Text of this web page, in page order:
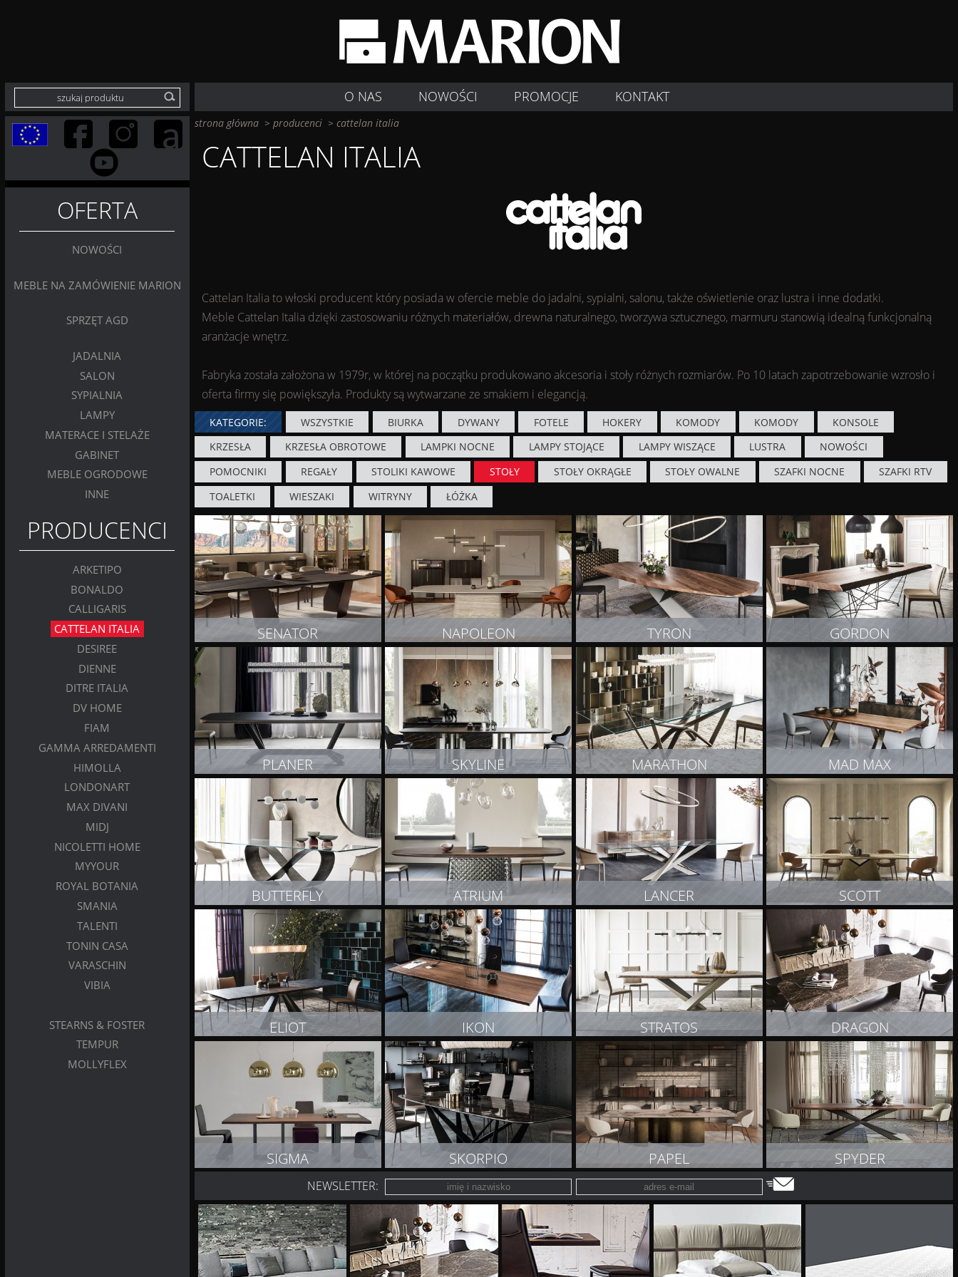
O NAS NOWOŚCI PROMOCJE KONTAKT
OFERTA
NOWOŚCI
MEBLE NA ZAMÓWIENIE MARION
SPRZĘT AGD
JADALNIA
SALON
SYPIALNIA
LAMPY
MATERACE I STELAŻE
GABINET
MEBLE OGRODOWE
INNE
PRODUCENCI
ARKETIPO
BONALDO
CALLIGARIS
CATTELAN ITALIA
DESIREE
DIENNE
DITRE ITALIA
DV HOME
FIAM
GAMMA ARREDAMENTI
HIMOLLA
LONDONART
MAX DIVANI
MIDJ
NICOLETTI HOME
MYYOUR
ROYAL BOTANIA
SMANIA
TALENTI
TONIN CASA
VARASCHIN
VIBIA
STEARNS & FOSTER
TEMPUR
MOLLYFLEX
strona główna> producenci> cattelan italia
CATTELAN ITALIA
Cattelan Italia to włoski producent który posiada w ofercie meble do jadalni, sypialni, salonu, także oświetlenie oraz lustra i inne dodatki.
Meble Cattelan Italia dzięki zastosowaniu różnych materiałów, drewna naturalnego, tworzywa sztucznego, marmuru stanowią idealną funkcjonalną
aranżacje wnętrz.
Fabryka została założona w 1979r, w której na początku produkowano akcesoria i stoły różnych rozmiarów. Po 10 latach zapotrzebowanie wzrosło i
oferta firmy się powiększyła. Produkty są wytwarzane ze smakiem i elegancją.
KATEGORIE: WSZYSTKIE BIURKA DYWANY FOTELE HOKERY KOMODY KOMODY
KONSOLE
KRZESŁA
KRZESŁA OBROTOWE LAMPKI NOCNE LAMPY STOJĄCE LAMPY WISZĄCE LUSTRA
NOWOŚCI
POMOCNIKI
REGAŁY STOLIKI KAWOWE STOŁY STOŁY OKRĄGŁE STOŁY OWALNE SZAFKI NOCNE
SZAFKI RTV
TOALETKI
WIESZAKI WITRYNY ŁÓŻKA
SENATOR
ZOBACZ PRODUKT
NAPOLEON
ZOBACZ PRODUKT
TYRON
ZOBACZ PRODUKT
GORDON
ZOBACZ PRODUKT
PLANER
ZOBACZ PRODUKT
SKYLINE
ZOBACZ PRODUKT
MARATHON
ZOBACZ PRODUKT
MAD MAX
BUTTERFLY
ZOBACZ PRODUKT
ATRIUM
ZOBACZ PRODUKT
LANCER
ZOBACZ PRODUKT
SCOTT
ZOBACZ PRODUKT
ELIOT
ZOBACZ PRODUKT
IKON
ZOBACZ PRODUKT
STRATOS
ZOBACZ PRODUKT
DRAGON
ZOBACZ PRODUKT
SIGMA
ZOBACZ PRODUKT
SKORPIO
ZOBACZ PRODUKT
PAPEL
ZOBACZ PRODUKT
SPYDER
NEWSLETTER: